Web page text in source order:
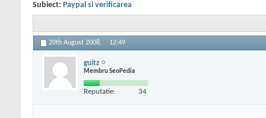
Subiect: Paypal si verificarea
20th August 2008, 12:49
guitz
Membru SeoPedia
Reputatie: 34